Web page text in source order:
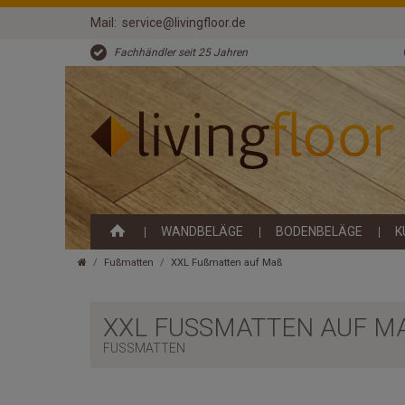
Mail: service@livingfloor.de
Fachhändler seit 25 Jahren
WANDBELÄGE BODENBELÄGE
Fußmatten XXL Fußmatten auf Maß
XXL FUSSMATTEN AUF
FUSSMATTEN